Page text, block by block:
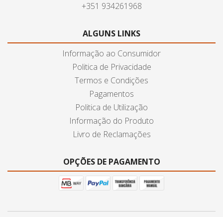
+351 934261968
ALGUNS LINKS
Informação ao Consumidor
Politica de Privacidade
Termos e Condições
Pagamentos
Politica de Utilização
Informação do Produto
Livro de Reclamações
OPÇÕES DE PAGAMENTO